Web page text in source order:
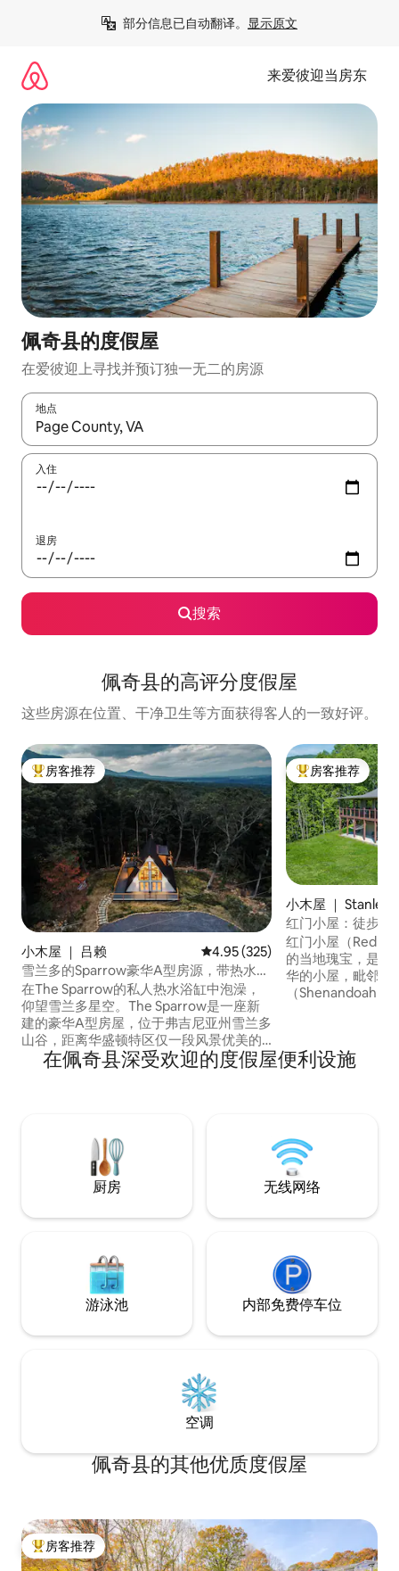
部分信息已自动翻译。 显示原文
来爱彼迎当房东
佩奇县的度假屋
在爱彼迎上寻找并预订独一无二的房源
地点
如有搜索结果，请使用上下方向键查看，或通过点击或滑动手势
入住
退房
搜索
佩奇县的高评分度假屋
这些房源在位置、干净卫生等方面获得客人的一致好评。
热门「房客推荐」
房客推荐
小木屋 ｜ 吕赖 平均评分 4.95 分（满分 5 分），
4.95 (325)
雪兰多的Sparrow豪华A型房源，带热水浴
缸
在The Sparrow的私人热水浴缸中泡澡，
仰望雪兰多星空。The Sparrow是一座新
建的豪华A型房屋，位于弗吉尼亚州雪兰多
山谷，距离华盛顿特区仅一段风景优美的
车程。 这处非洲风格的度假屋设有两间卧
室、一间全功能厨房、一处舒适的壁炉、
（Skyline Drive）和谢南多厄国家公园
（Shenandoah National Park）仅几分钟
路程，附近有远足小径、酒庄和迷人的秋
热门「房客推荐」
房客推荐
小木屋 ｜ Stanley
红门小屋：徒步进
红门小屋（Red
的当地瑰宝，是一
华的小屋，毗邻仙
（Shenandoah
Drive）。在小屋
在佩奇县深受欢迎的度假屋便利设施
厨房 无线网络
游泳池 内部免费停车位
空调
佩奇县的其他优质度假屋
热门「房客推荐」
房客推荐